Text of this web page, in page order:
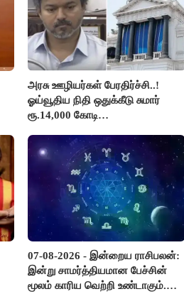
அரசு ஊழியர்கள் பேரதிர்ச்சி..!
ஓய்வூதிய நிதி ஒதுக்கீடு சுமார்
ரூ.14,000 கோடி
07-08-2026 - இன்றைய ராசிபலன்:
இன்று சாமர்த்தியமான பேச்சின்
மூலம் காரிய வெற்றி உண்டாகும்.